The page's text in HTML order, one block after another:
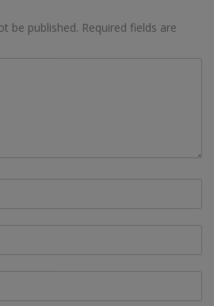
be published. Required fields are